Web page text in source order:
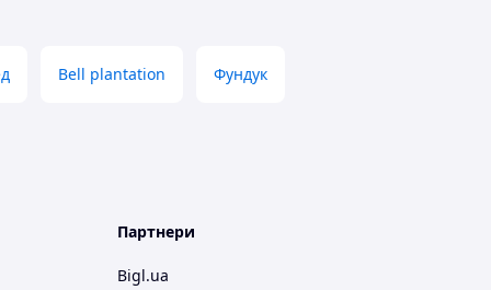
Bell plantation Фундук
Партнери
Bigl.ua